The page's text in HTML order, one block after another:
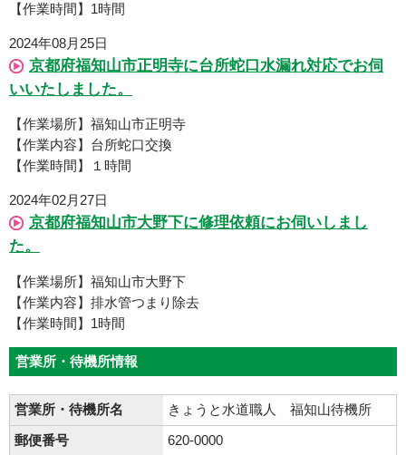
【作業時間】1時間
2024年08月25日
京都府福知山市正明寺に台所蛇口水漏れ対応でお伺
いいたしました。
【作業場所】福知山市正明寺
【作業内容】台所蛇口交換
【作業時間】１時間
2024年02月27日
京都府福知山市大野下に修理依頼にお伺いしまし
た。
【作業場所】福知山市大野下
【作業内容】排水管つまり除去
【作業時間】1時間
営業所・待機所情報
営業所・待機所名 きょうと水道職人 福知山待機所
郵便番号 620-0000